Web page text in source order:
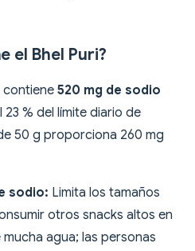
el Bhel Puri?
contiene 520 mg de sodio
% del límite diario de
50 g proporciona 260 mg
sodio: Limita los tamaños
otros snacks altos en
agua; las personas